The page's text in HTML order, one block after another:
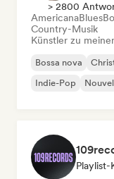
> 2800
AmericanaBlues
Country-Musik
Künstler zu
Bossa nova
Indie-Pop
Playlist-